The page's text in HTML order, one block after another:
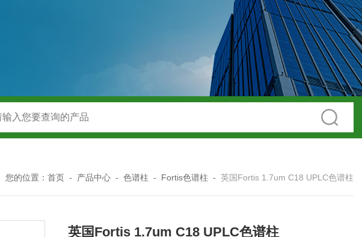
您的位置： 首页 - 产品中心 - 色谱柱 - Fortis色谱柱 - 英国Fortis 1.7um C18 UPLC色谱柱
英国Fortis 1.7um C18 UPLC色谱柱